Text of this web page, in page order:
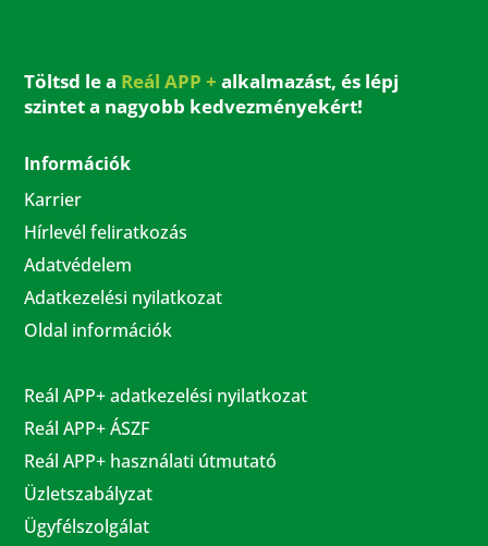
Töltsd le a Reál APP + alkalmazást, és lépj
szintet a nagyobb kedvezményekért!
Információk
Karrier
Hírlevél feliratkozás
Adatvédelem
Adatkezelési nyilatkozat
Oldal információk
Reál APP+ adatkezelési nyilatkozat
Reál APP+ ÁSZF
Reál APP+ használati útmutató
Üzletszabályzat
Ügyfélszolgálat